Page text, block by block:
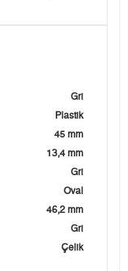
Gri
Plastik
45 mm
13,4 mm
Gri
Oval
46,2 mm
Gri
Çelik